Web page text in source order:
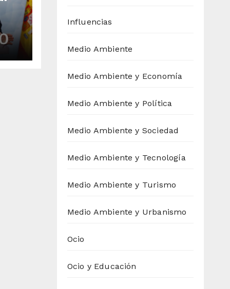
Influencias
Medio Ambiente
Medio Ambiente y Economía
Medio Ambiente y Política
Medio Ambiente y Sociedad
Medio Ambiente y Tecnología
Medio Ambiente y Turismo
Medio Ambiente y Urbanismo
Ocio
Ocio y Educación